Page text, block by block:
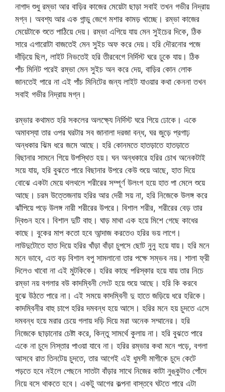
নাগাদ শুধু রম্ভা আর বাড়ির কাজের মেয়েটা ছাড়া সবাই তখন গভীর নিদ্রায়
মগ্ন। অবশ্য আর এক গান্ডু জেগে মশার কামড় খাচ্ছে। রম্ভা কাজের
মেয়েটাকে শুতে পাঠিয়ে দেয়। রম্ভা এগিয়ে যায় মেন সুইচের দিকে, ঠিক
সারে এগারোটা বাজতেই মেন সুইচ অফ করে দেয়। হরি দৌরনোর পজে
দাঁড়িয়ে ছিল, লাইট নিভতেই হরি তীরবেগে নির্দিস্ট ঘরে ঢুকে যায়। ঠিক
পাঁচ মিনিট পরেই রম্ভা মেন সুইচ অন করে দেয়, বাড়ির কোন লোক
জানতেই পারে না এই পাঁচ মিনিটের জন্য লাইট যাওয়ার কথা কেননা তখন
সবাই গভীর নিদ্রায় মগ্ন।
রম্ভার কথামত হরি সকলের অলক্ষ্যে নির্দিস্ট ঘরে গিয়ে ঢোকে। একে
অমাবস্যা তার ওপর ঘরটার সব জানালা দরজা বন্ধ, ঘর জুড়ে প্রগাঢ়
অন্ধকার ঝিম ধরে জমে আছে। হরি কোনমতে হাতড়াতে হাতড়াতে
বিছানার সামনে গিয়ে উপস্থিত হয়। ঘন অন্ধকারে হরির চোখ অনেকটাই
সয়ে যায়, হরি বুঝতে পারে বিছানার উপরে কেউ শুয়ে আছে, হাত দিয়ে
বোঝে একটা মেয়ে থলথলে শরীরের সম্পূর্ণ উলংগ হয়ে হাত পা মেলে শুয়ে
আছে। চরম উত্তেজনায় হরির আর দেরী সয় না, হরি নিজেকে উলঙ্গ করে
ঝাঁপিয়ে পড়ে উলঙ্গ নারী শরীরের উপরে। বিশাল শরীর, শরীরের বেড় তার
দ্বিগুন হবে। বিশাল দুটি বাহু। ঘাড় মাথা এক হয়ে মিশে গেছে কাধের
কাছে। বুকের মাপ কতো হবে আন্দাজ করতেও হরির ভয় লাগে।
লাউদুটোতে হাত দিয়ে হরির খাঁড়া বাঁড়া চুপসে ছোট নুনু হয়ে যায়। হরি মনে
মনে ভাবে, এত বড় বিশাল বপু সামলানো তার পক্ষে সম্ভব নয়। শালা ফ্রী
দিলেও খাবো না এই মুটকিকে। হরির কাছে পরিস্কার হয়ে যায় তার নিচে
রম্ভা নয় বগলার বউ কাদম্বিনী লেংট হয়ে শুয়ে আছে। হরি কি করবে
বুঝে উঠতে পারে না। এই সময়ে কাদম্বিনী দু হাতে জড়িয়ে ধরে হরিকে।
কাদম্বিনীর বাহু চাপে হরির দমবন্ধ হয়ে আসে। হরির মনে হয় চুদতে এসে
দমবন্ধ হয়ে মরার চেয়ে গলায় দড়ি দিয়ে মরা অনেক সম্মানের। হরি
নিজেকে ছাড়ানোর চেষ্টা করে, কিন্তু সামর্থে কুলায় না। হরি বুঝতে পারে
একে না চুদে নিস্তার পাওয়া যাবে না। হরির রম্ভার কথা মনে পড়ে, বগলা
আসবে রাত তিনটেয় চুদতে, তার আগেই এই ধুমসী মাগীকে চুদে কেটে
পড়তে হবে নইলে পেছনে সাতটা বাঁড়ার সাথে নিজের কাটা নুঙ্কুটাও পোঁদে
নিয়ে বসে থাকতে হবে। একটু আগের কল্পনা বাস্তবে ঘটতে পারে এটা